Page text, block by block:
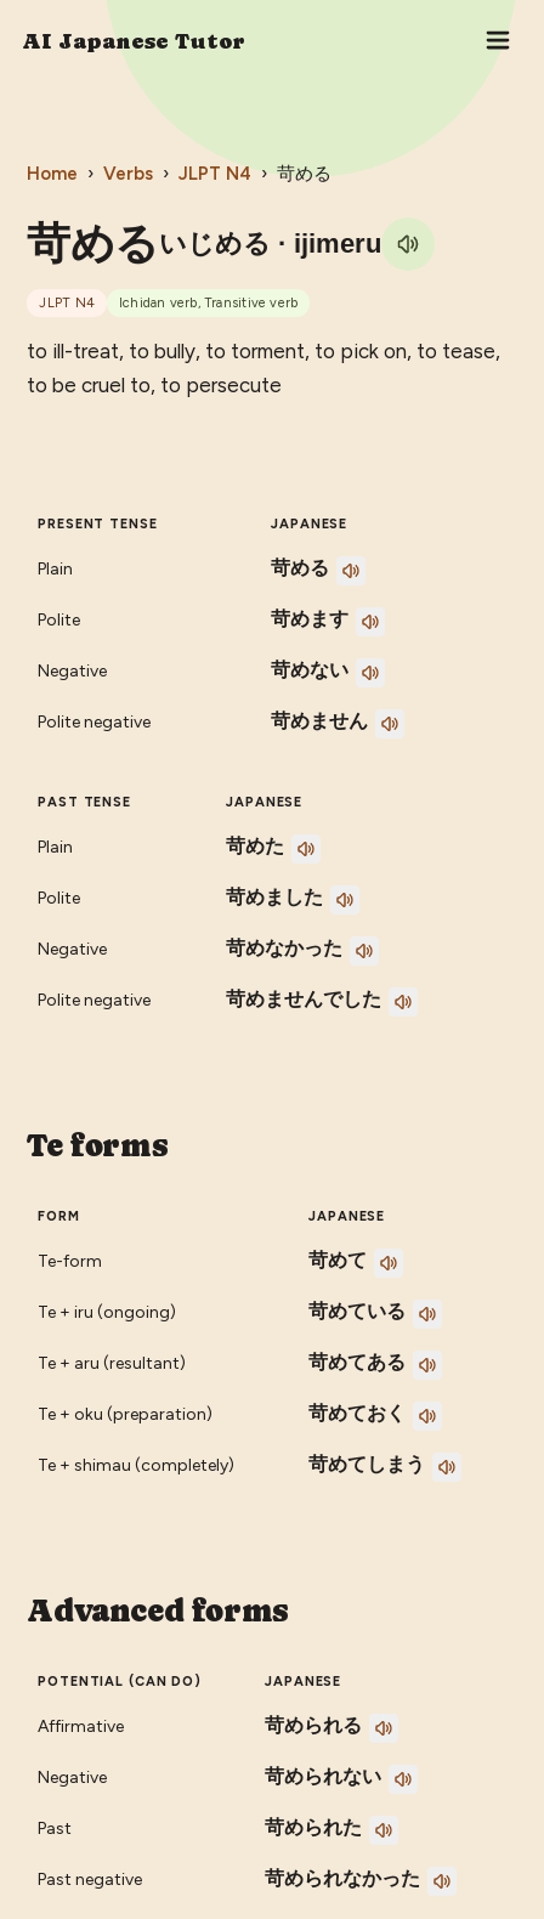
AI Japanese Tutor
Home › Verbs › JLPT N4 › 苛める
苛める いじめる · ijimeru
JLPT N4 Ichidan verb, Transitive verb
to ill-treat, to bully, to torment, to pick on, to tease,
to be cruel to, to persecute
PRESENT TENSE JAPANESE
Plain 苛める
Polite 苛めます
Negative 苛めない
Polite negative 苛めません
PAST TENSE JAPANESE
Plain 苛めた
Polite 苛めました
Negative 苛めなかった
Polite negative 苛めませんでした
Te forms
FORM JAPANESE
Te-form 苛めて
Te + iru (ongoing) 苛めている
Te + aru (resultant) 苛めてある
Te + oku (preparation) 苛めておく
Te + shimau (completely) 苛めてしまう
Advanced forms
POTENTIAL (CAN DO) JAPANESE
Affirmative 苛められる
Negative 苛められない
Past 苛められた
Past negative 苛められなかった